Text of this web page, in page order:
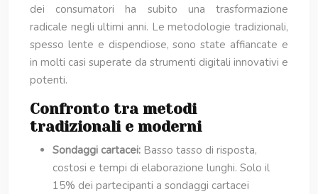
dei consumatori ha subito una trasformazione
radicale negli ultimi anni. Le metodologie tradizionali,
spesso lente e dispendiose, sono state affiancate e
in molti casi superate da strumenti digitali innovativi e
potenti.
Confronto tra metodi
tradizionali e moderni
Sondaggi cartacei: Basso tasso di risposta,
costosi e tempi di elaborazione lunghi. Solo il
15% dei partecipanti a sondaggi cartacei